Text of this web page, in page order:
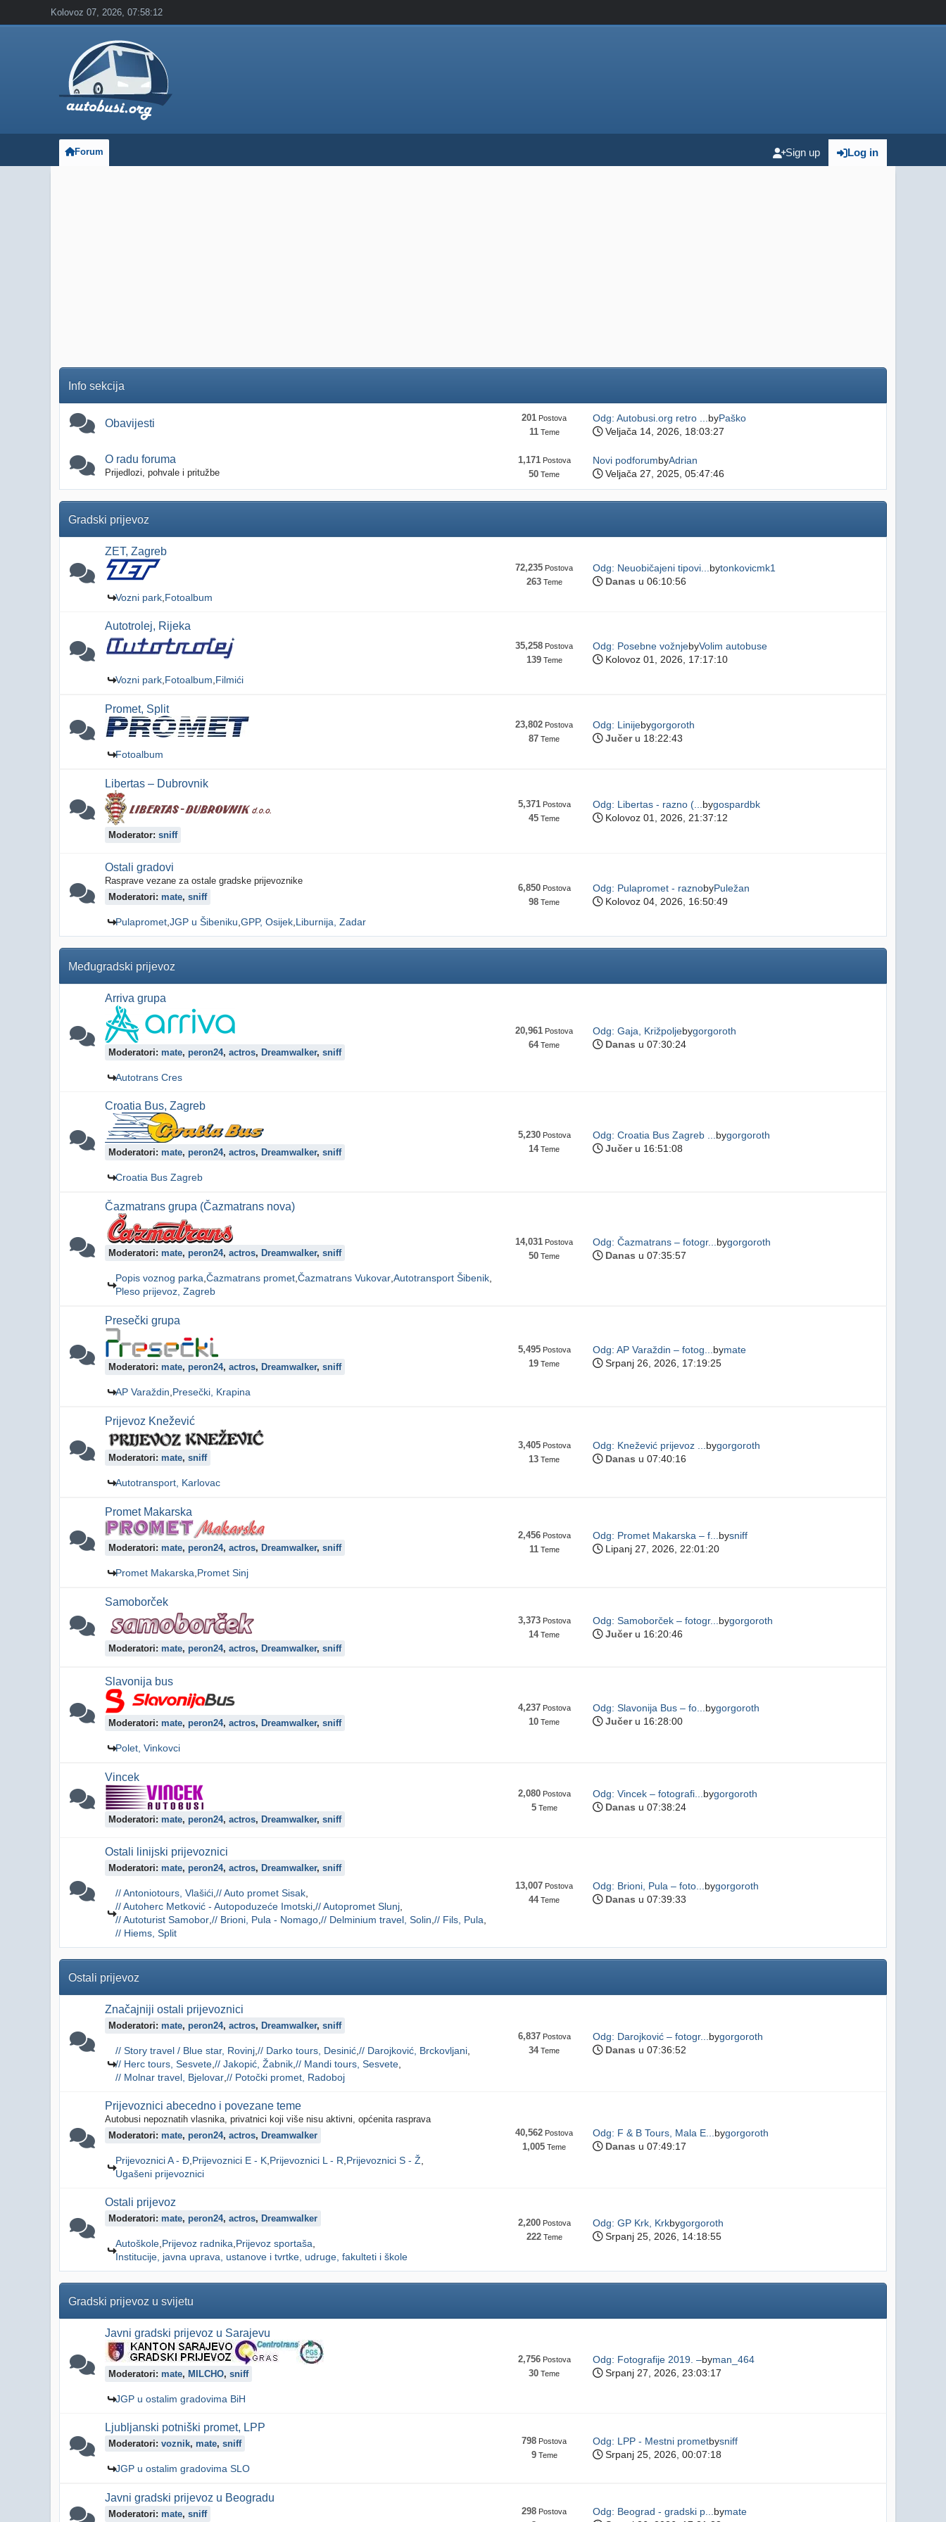
Kolovoz 07, 2026, 07:58:12
Log in
Sign up
Forum
Info sekcija
Obavijesti 201 Postova
11Teme
Odg: Autobusi.org retro ... byPaško
Veljača 14, 2026, 18:03:27
O radu foruma
Prijedlozi, pohvale i pritužbe
1,171Postova
50 Teme
Novi podforumbyAdrian
Veljača 27, 2025, 05:47:46
Gradski prijevoz
ZET, Zagreb
Vozni park Fotoalbum
72,235 Postova
263Teme
Odg: Neuobičajeni tipovi... bytonkovicmk1
Danas u 06:10:56
Autotrolej, Rijeka
Vozni park Fotoalbum Filmići
35,258 Postova
139Teme
Odg: Posebne vožnjebyVolim autobuse
Kolovoz 01, 2026, 17:17:10
Promet, Split
Fotoalbum
23,802 Postova
87 Teme
Odg: Linijebygorgoroth
Jučeru 18:22:43
Libertas – Dubrovnik
Moderator: sniff
5,371Postova
45 Teme
Odg: Libertas - razno (... bygospardbk
Kolovoz 01, 2026, 21:37:12
Ostali gradovi
Rasprave vezane za ostale gradske prijevoznike
Moderatori: mate, sniff
Pulapromet JGP u Šibeniku GPP, Osijek Liburnija, Zadar
6,850Postova
98 Teme
Odg: Pulapromet - raznobyPuležan
Kolovoz 04, 2026, 16:50:49
Međugradski prijevoz
Arriva grupa
Moderatori: mate, peron24, actros, Dreamwalker, sniff
Autotrans Cres
20,961 Postova
64Teme
Odg: Gaja, Križpoljebygorgoroth
Danas u 07:30:24
Croatia Bus, Zagreb
Moderatori: mate, peron24, actros, Dreamwalker, sniff
Croatia Bus Zagreb
5,230Postova
14Teme
Odg: Croatia Bus Zagreb ... bygorgoroth
Jučeru 16:51:08
Čazmatrans grupa (Čazmatrans nova)
Moderatori: mate, peron24, actros, Dreamwalker, sniff
Popis voznog parka Čazmatrans promet Čazmatrans Vukovar Autotransport Šibenik
Pleso prijevoz, Zagreb
14,031 Postova
50 Teme
Odg: Čazmatrans – fotogr... bygorgoroth
Danas u 07:35:57
Presečki grupa
Moderatori: mate, peron24, actros, Dreamwalker, sniff
AP Varaždin Presečki, Krapina
5,495Postova
19 Teme
Odg: AP Varaždin – fotog... bymate
Srpanj 26, 2026, 17:19:25
Prijevoz Knežević
Moderatori: mate, sniff
Autotransport, Karlovac
3,405Postova
13 Teme
Odg: Knežević prijevoz ... bygorgoroth
Danas u 07:40:16
Promet Makarska
Moderatori: mate, peron24, actros, Dreamwalker, sniff
Promet Makarska Promet Sinj
2,456Postova
11Teme
Odg: Promet Makarska – f... bysniff
Lipanj 27, 2026, 22:01:20
Samoborček
Moderatori: mate, peron24, actros, Dreamwalker, sniff
3,373Postova
14Teme
Odg: Samoborček – fotogr... bygorgoroth
Jučeru 16:20:46
Slavonija bus
Moderatori: mate, peron24, actros, Dreamwalker, sniff
Polet, Vinkovci
4,237Postova
10 Teme
Odg: Slavonija Bus – fo... bygorgoroth
Jučeru 16:28:00
Vincek
Moderatori: mate, peron24, actros, Dreamwalker, sniff
2,080Postova
5Teme
Odg: Vincek – fotografi... bygorgoroth
Danas u 07:38:24
Ostali linijski prijevoznici
Moderatori: mate, peron24, actros, Dreamwalker, sniff
// Antoniotours, Vlašići // Auto promet Sisak
// Autoherc Metković - Autopoduzeće Imotski // Autopromet Slunj
// Autoturist Samobor // Brioni, Pula - Nomago // Delminium travel, Solin // Fils, Pula
// Hiems, Split
13,007 Postova
44Teme
Odg: Brioni, Pula – foto... bygorgoroth
Danas u 07:39:33
Ostali prijevoz
Značajniji ostali prijevoznici
Moderatori: mate, peron24, actros, Dreamwalker, sniff
// Story travel / Blue star, Rovinj // Darko tours, Desinić // Darojković, Brckovljani
// Herc tours, Sesvete // Jakopić, Žabnik // Mandi tours, Sesvete
// Molnar travel, Bjelovar // Potočki promet, Radoboj
6,837Postova
34Teme
Odg: Darojković – fotogr... bygorgoroth
Danas u 07:36:52
Prijevoznici abecedno i povezane teme
Autobusi nepoznatih vlasnika, privatnici koji više nisu aktivni, općenita rasprava
Moderatori: mate, peron24, actros, Dreamwalker
Prijevoznici A - Đ Prijevoznici E - K Prijevoznici L - R Prijevoznici S - Ž
Ugašeni prijevoznici
40,562 Postova
1,005 Teme
Odg: F & B Tours, Mala E... bygorgoroth
Danas u 07:49:17
Ostali prijevoz
Moderatori: mate, peron24, actros, Dreamwalker
Autoškole Prijevoz radnika Prijevoz sportaša
Institucije, javna uprava, ustanove i tvrtke, udruge, fakulteti i škole
2,200Postova
222Teme
Odg: GP Krk, Krkbygorgoroth
Srpanj 25, 2026, 14:18:55
Gradski prijevoz u svijetu
Javni gradski prijevoz u Sarajevu
Moderatori: mate, MILCHO, sniff
JGP u ostalim gradovima BiH
2,756Postova
30 Teme
Odg: Fotografije 2019. –byman_464
Srpanj 27, 2026, 23:03:17
Ljubljanski potniški promet, LPP
Moderatori: voznik, mate, sniff
JGP u ostalim gradovima SLO
798 Postova
9Teme
Odg: LPP - Mestni prometbysniff
Srpanj 25, 2026, 00:07:18
Javni gradski prijevoz u Beogradu
Moderatori: mate, sniff 298 Postova Odg: Beograd - gradski p... bymate